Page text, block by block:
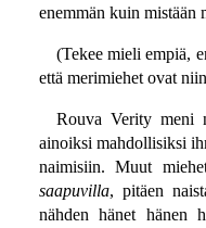
enemmän kuin mistään
(Tekee mieli empiä,
että merimiehet ovat
Rouva Verity meni
ainoiksi mahdollisiksi
naimisiin. Muut
saapuvilla, pitäen
nähden hänet hänen